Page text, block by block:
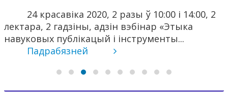
24 красавіка 2020, 2 разы ў 10:00 і 14:00, 2
лектара, 2 гадзіны, адзін вэбінар «Этыка
навуковых публікацый і інструменты...
Падрабязней